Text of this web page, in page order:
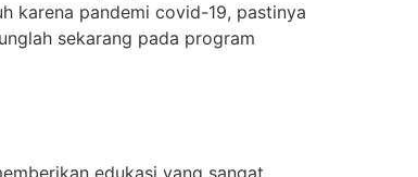
karena pandemi covid-19, pastinya
sekarang pada program